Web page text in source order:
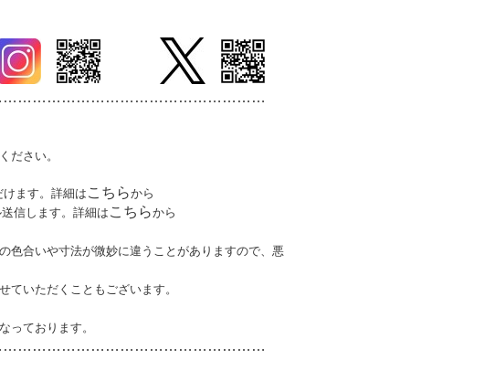
………
ださい。
けます。詳細はこちらから
信します。詳細は こちらから
色合いや寸法が微妙に違うことがありますので、悪
ていただくこともございます。
っております。
………